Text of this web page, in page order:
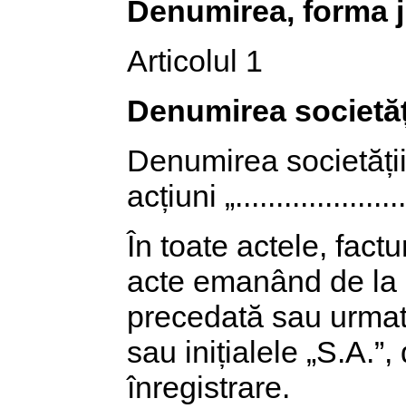
Denumirea, forma
Articolul 1
Denumirea
Denumirea
acțiuni
În toate actele,
acte emanând de
precedată sau
sau inițialele
înregistrare.